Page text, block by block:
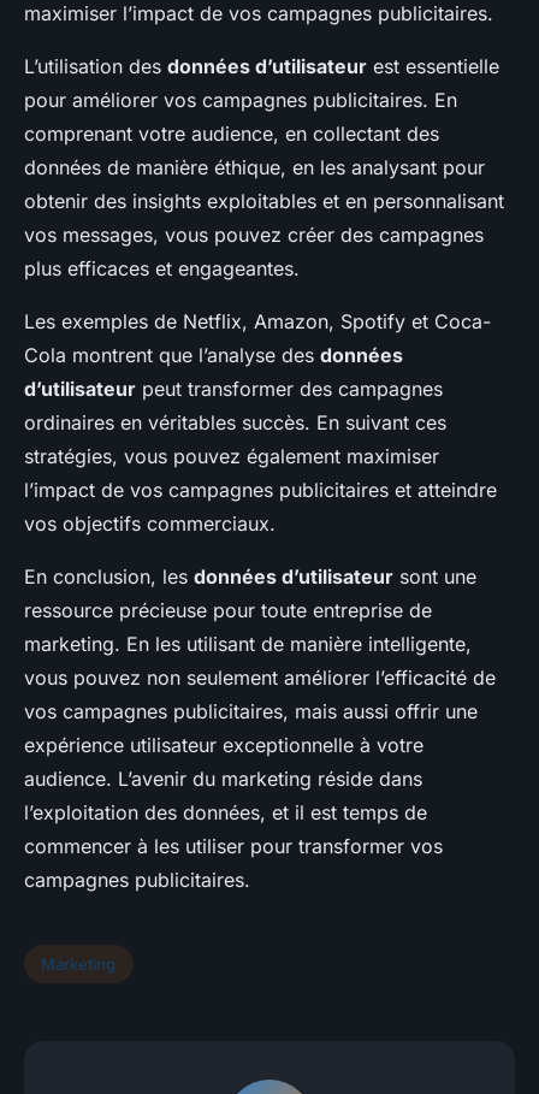
maximiser l’impact de vos campagnes publicitaires.
L’utilisation des données d’utilisateur est essentielle
pour améliorer vos campagnes publicitaires. En
comprenant votre audience, en collectant des
données de manière éthique, en les analysant pour
obtenir des insights exploitables et en personnalisant
vos messages, vous pouvez créer des campagnes
plus efficaces et engageantes.
Les exemples de Netflix, Amazon, Spotify et Coca-
Cola montrent que l’analyse des données
d’utilisateur peut transformer des campagnes
ordinaires en véritables succès. En suivant ces
stratégies, vous pouvez également maximiser
l’impact de vos campagnes publicitaires et atteindre
vos objectifs commerciaux.
En conclusion, les données d’utilisateur sont une
ressource précieuse pour toute entreprise de
marketing. En les utilisant de manière intelligente,
vous pouvez non seulement améliorer l’efficacité de
vos campagnes publicitaires, mais aussi offrir une
expérience utilisateur exceptionnelle à votre
audience. L’avenir du marketing réside dans
l’exploitation des données, et il est temps de
commencer à les utiliser pour transformer vos
campagnes publicitaires.
Marketing